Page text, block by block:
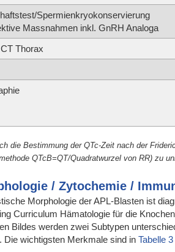
Spermienkryokonservierung
Massnahmen inkl. GnRH Analoga
Thorax
die Bestimmung der QTc-Zeit nach der
QTcB=QT/Quadratwurzel von RR) zu
/ Zytochemie /
Morphologie der APL-Blasten ist
Curriculum Hämatologie für die
Bildes werden zwei Subtypen
Die wichtigsten Merkmale sind in Tabelle 3